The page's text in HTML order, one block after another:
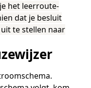
het leerroute-
dat je besluit
te stellen naar